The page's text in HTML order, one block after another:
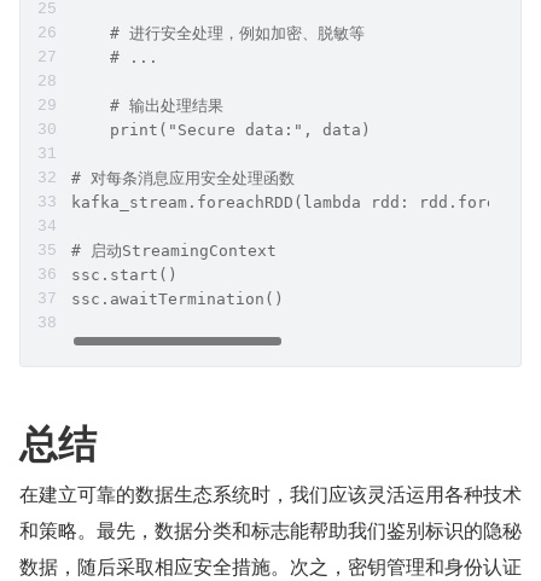
    # 进行安全处理，例如加密、脱敏等
    # ...
    # 输出处理结果
    print("Secure data:", data)
# 对每条消息应用安全处理函数
kafka_stream.foreachRDD(lambda rdd:
# 启动StreamingContext
ssc.start()
ssc.awaitTermination()
总结
在建立可靠的数据生态系统时，我们应该灵活运用各种技术
和策略。最先，数据分类和标志能帮助我们鉴别标识的隐秘
数据，随后采取相应安全措施。次之，密钥管理和身份认证